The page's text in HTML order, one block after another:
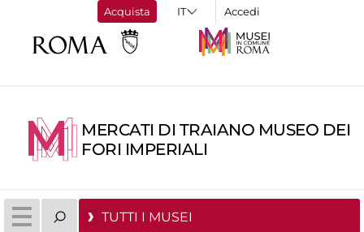
Acquista Accedi
MERCATI DI TRAIANO MUSEO DEI
FORI IMPERIALI
TUTTI I MUSEI